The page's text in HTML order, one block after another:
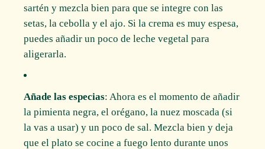
sartén y mezcla bien para que se integre con las
setas, la cebolla y el ajo. Si la crema es muy espesa,
puedes añadir un poco de leche vegetal para
aligerarla.
Añade las especias: Ahora es el momento de añadir
la pimienta negra, el orégano, la nuez moscada (si
la vas a usar) y un poco de sal. Mezcla bien y deja
que el plato se cocine a fuego lento durante unos